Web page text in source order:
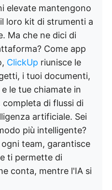
elevate mantengono
loro kit di strumenti a
Ma che ne dici di
Come app
ClickUp riunisce le
i tuoi documenti,
le tue chiamate in
di flussi di
artificiale. Sei
più intelligente?
team, garantisce
ti permette di
conta, mentre l'IA si